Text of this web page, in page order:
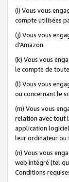
(i) Vous vous
compte utilisées
(j) Vous vous
d'Amazon.
(k) Vous vous
le compte de
(l) Vous vous
ou concernant le
(m) Vous vous
relation avec tout
application
leur ordinateur ou
(n) Vous vous
web intégré (tel
Conditions